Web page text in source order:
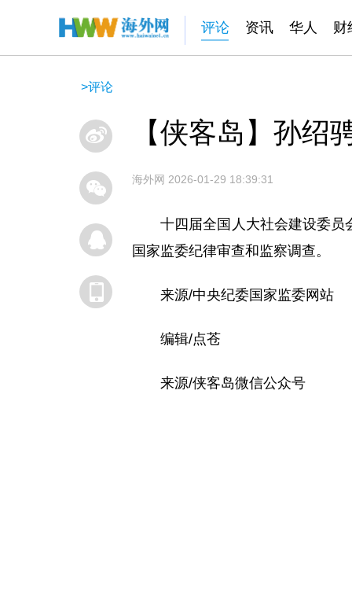
评论 资讯 华人 财
>评论
【侠客岛】孙绍
海外网 2026-01-29 18:39:31
十四届全国人大社会建设委
国家监委纪律审查和监察调查。
来源/中央纪委国家监委网站
编辑/点苍
来源/侠客岛微信公众号